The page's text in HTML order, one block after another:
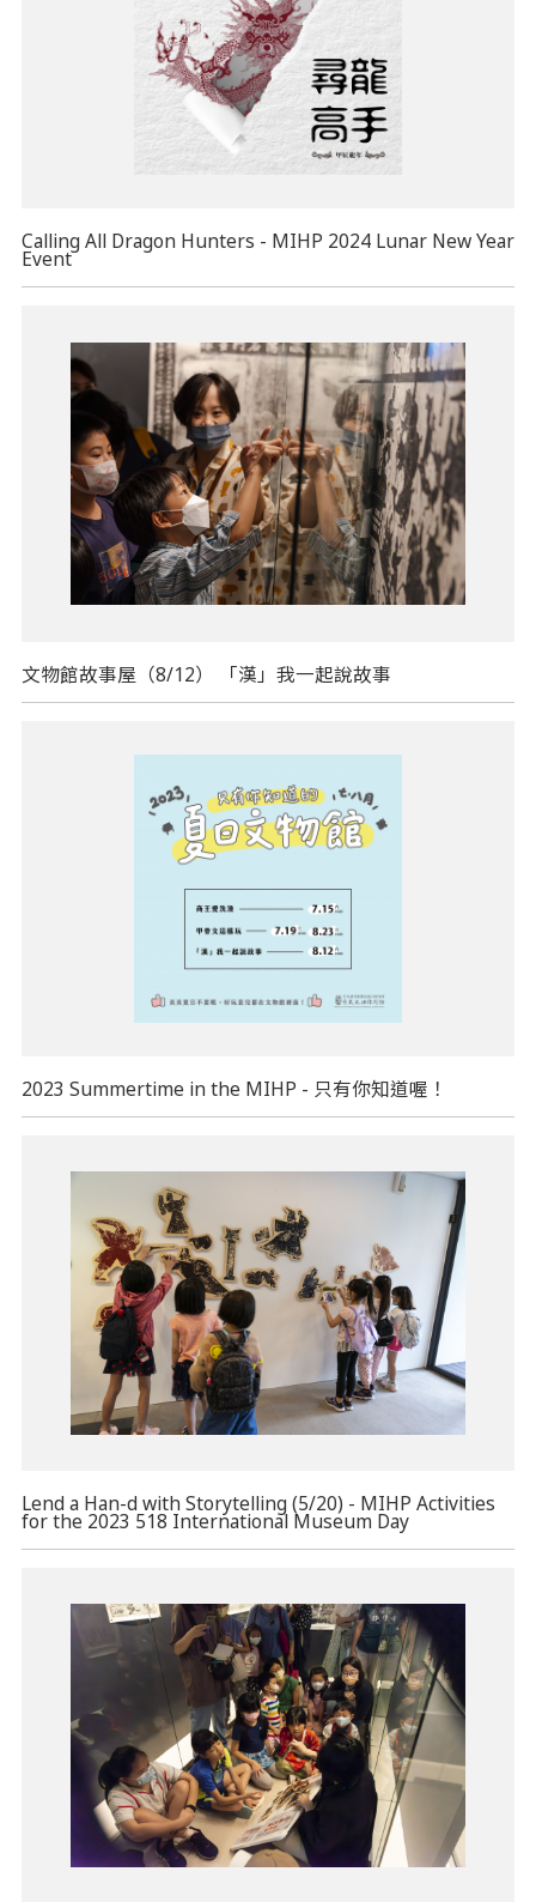
Calling All Dragon Hunters - MIHP 2024 Lunar New Year
Event
文物館故事屋（8/12） 「漢」我一起說故事
2023 Summertime in the MIHP - 只有你知道喔！
Lend a Han-d with Storytelling (5/20) - MIHP Activities
for the 2023 518 International Museum Day